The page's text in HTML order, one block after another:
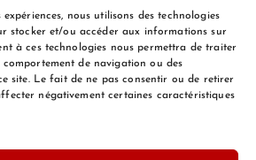
nous utilisons des technologies
stocker et/ou accéder aux informations sur
à ces technologies nous permettra de traiter
comportement de navigation ou des
site. Le fait de ne pas consentir ou de retirer
négativement certaines caractéristiques